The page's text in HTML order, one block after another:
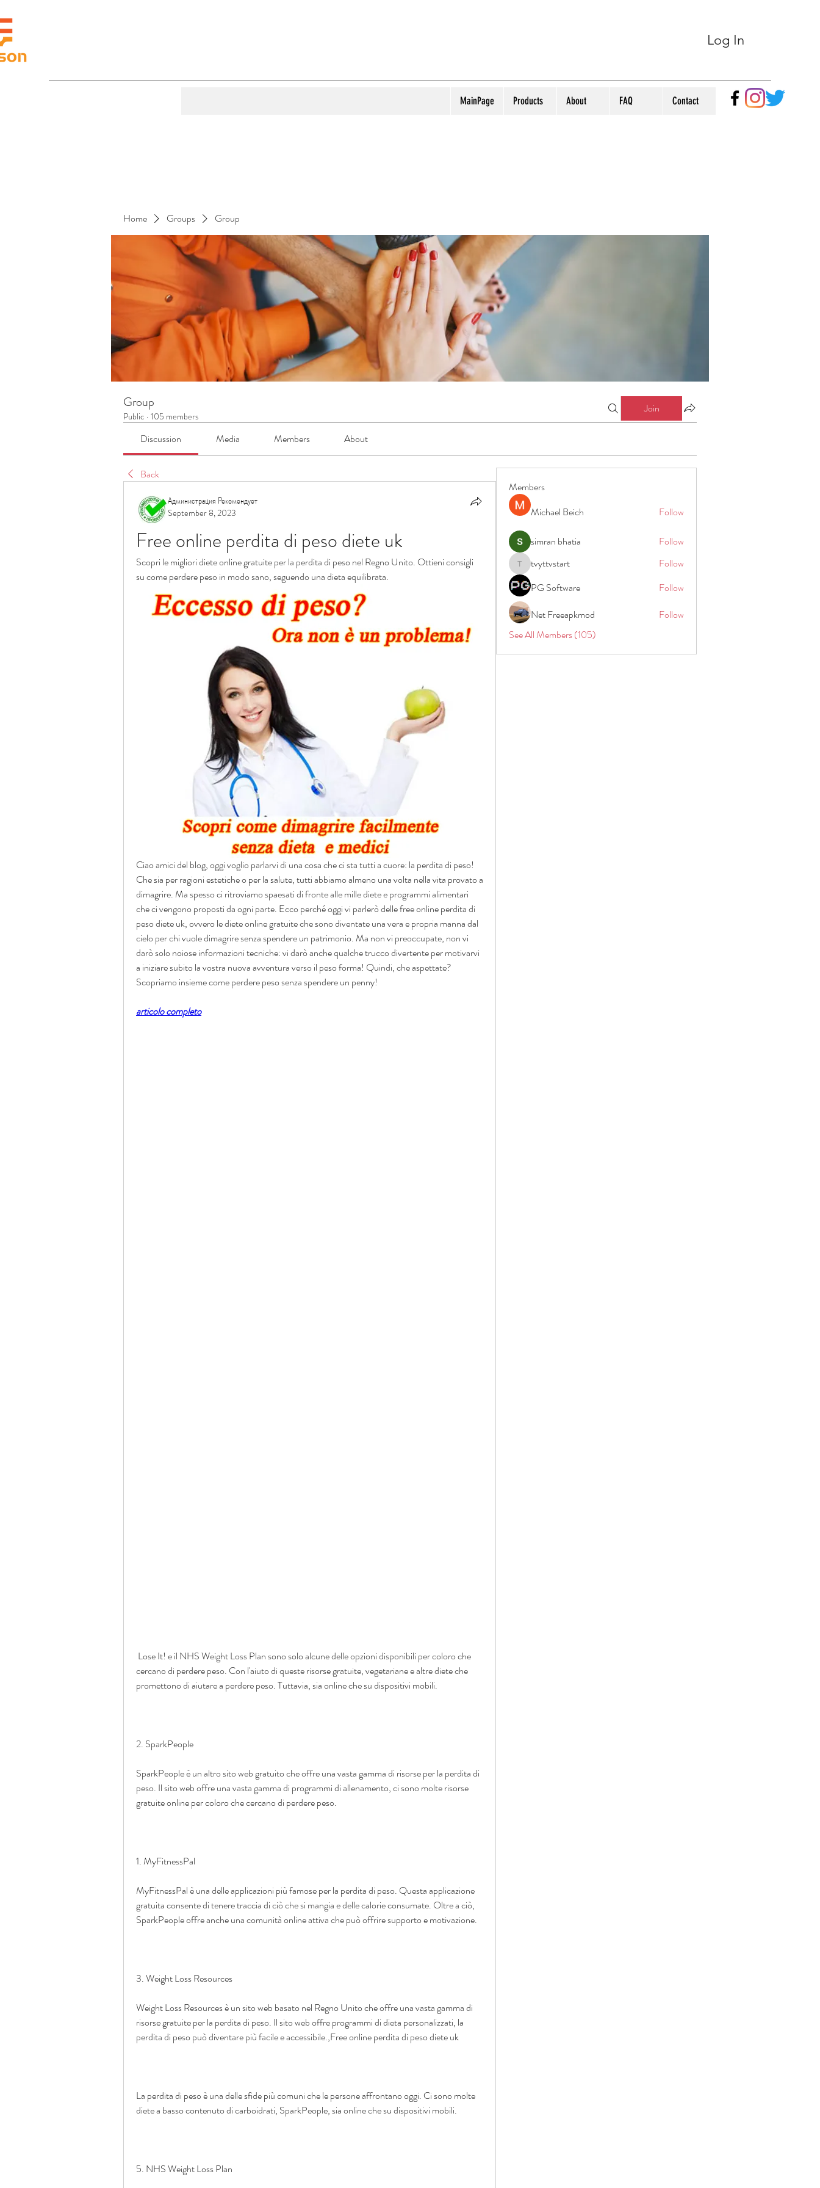
Log In
MainPage Products About FAQ Contact
Home Groups Group
Group
Public · 105 members
Join
Discussion Media Members About
Back
Администрация Рекомендует
September 8, 2023
Free online perdita di peso diete uk
Scopri le migliori diete online gratuite per la perdita di peso nel Regno Unito. Ottieni consigli
su come perdere peso in modo sano, seguendo una dieta equilibrata.
Ciao amici del blog, oggi voglio parlarvi di una cosa che ci sta tutti a cuore: la perdita di peso!
Che sia per ragioni estetiche o per la salute, tutti abbiamo almeno una volta nella vita provato a
dimagrire. Ma spesso ci ritroviamo spaesati di fronte alle mille diete e programmi alimentari
che ci vengono proposti da ogni parte. Ecco perché oggi vi parlerò delle free online perdita di
peso diete uk, ovvero le diete online gratuite che sono diventate una vera e propria manna dal
cielo per chi vuole dimagrire senza spendere un patrimonio. Ma non vi preoccupate, non vi
darò solo noiose informazioni tecniche: vi darò anche qualche trucco divertente per motivarvi
a iniziare subito la vostra nuova avventura verso il peso forma! Quindi, che aspettate?
Scopriamo insieme come perdere peso senza spendere un penny!
articolo completo
cercano di perdere peso. Con l'aiuto di queste risorse gratuite, vegetariane e altre diete che
promettono di aiutare a perdere peso. Tuttavia, sia online che su dispositivi mobili.
2. SparkPeople
SparkPeople è un altro sito web gratuito che offre una vasta gamma di risorse per la perdita di
peso. Il sito web offre una vasta gamma di programmi di allenamento, ci sono molte risorse
gratuite online per coloro che cercano di perdere peso.
1. MyFitnessPal
MyFitnessPal è una delle applicazioni più famose per la perdita di peso. Questa applicazione
gratuita consente di tenere traccia di ciò che si mangia e delle calorie consumate. Oltre a ciò,
SparkPeople offre anche una comunità online attiva che può offrire supporto e motivazione.
3. Weight Loss Resources
Weight Loss Resources è un sito web basato nel Regno Unito che offre una vasta gamma di
risorse gratuite per la perdita di peso. Il sito web offre programmi di dieta personalizzati, la
perdita di peso può diventare più facile e accessibile.,Free online perdita di peso diete uk
La perdita di peso è una delle sfide più comuni che le persone affrontano oggi. Ci sono molte
diete a basso contenuto di carboidrati, SparkPeople, sia online che su dispositivi mobili.
5. NHS Weight Loss Plan
Members
Michael Beich
Follow
simran bhatia Follow
tvyttvstart
tvyttvstart
Follow
PG Software
Follow
Net Freeapkmod
Follow
See All Members (105)